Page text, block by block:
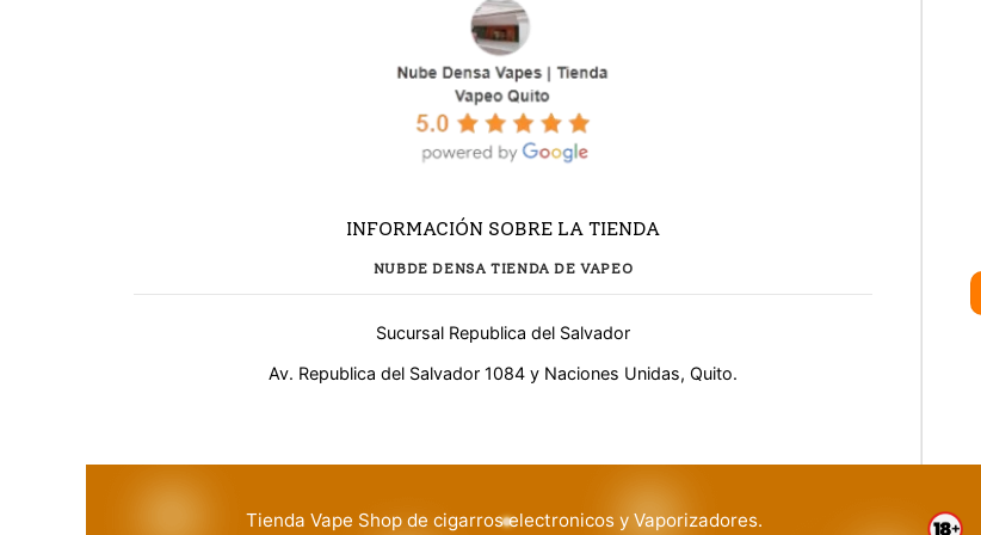
INFORMACIÓN SOBRE LA TIENDA
NUBDE DENSA TIENDA DE VAPEO
Sucursal Republica del Salvador
Av. Republica del Salvador 1084 y Naciones Unidas, Quito.
Tienda Vape Shop de cigarros electronicos y Vaporizadores.